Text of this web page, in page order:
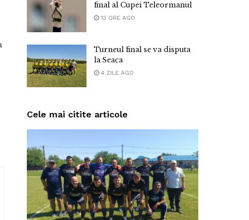
final al Cupei Teleormanul
13 ORE AGO
Turneul final se va disputa
la Seaca
4 ZILE AGO
Cele mai citite articole